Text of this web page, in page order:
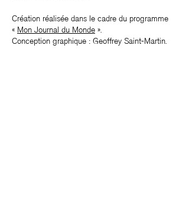
Création réalisée dans le cadre du programme
« Mon Journal du Monde ».
Conception graphique : Geoffrey Saint-Martin.